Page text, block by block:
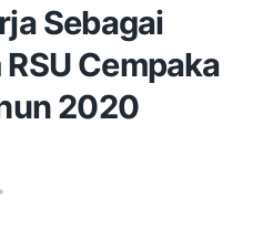
Sebagai
Cempaka
2020
•